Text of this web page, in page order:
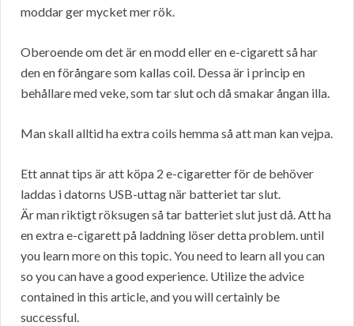
moddar ger mycket mer rök.
Oberoende om det är en modd eller en e-cigarett så har
den en förångare som kallas coil. Dessa är i princip en
behållare med veke, som tar slut och då smakar ångan illa.
Man skall alltid ha extra coils hemma så att man kan vejpa.
Ett annat tips är att köpa 2 e-cigaretter för de behöver
laddas i datorns USB-uttag när batteriet tar slut.
Är man riktigt röksugen så tar batteriet slut just då. Att ha
en extra e-cigarett på laddning löser detta problem. until
you learn more on this topic. You need to learn all you can
so you can have a good experience. Utilize the advice
contained in this article, and you will certainly be
successful.